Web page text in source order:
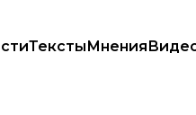
ТекстыМнения